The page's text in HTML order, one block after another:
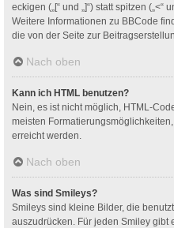
eckigen („[“ und „]“) statt spitzen („<“
Weitere Informationen zu BBCode
die von der Seite zur
Nach oben
Kann ich HTML benutzen?
Nein, es ist nicht möglich, HTML-
meisten
erreicht werden.
Nach oben
Was sind Smileys?
Smileys sind kleine Bilder, die
auszudrücken. Für jeden Smiley gibt